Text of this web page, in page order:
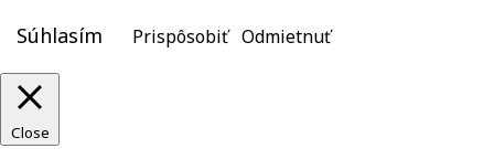
Súhlasím Prispôsobiť Odmietnuť
Close